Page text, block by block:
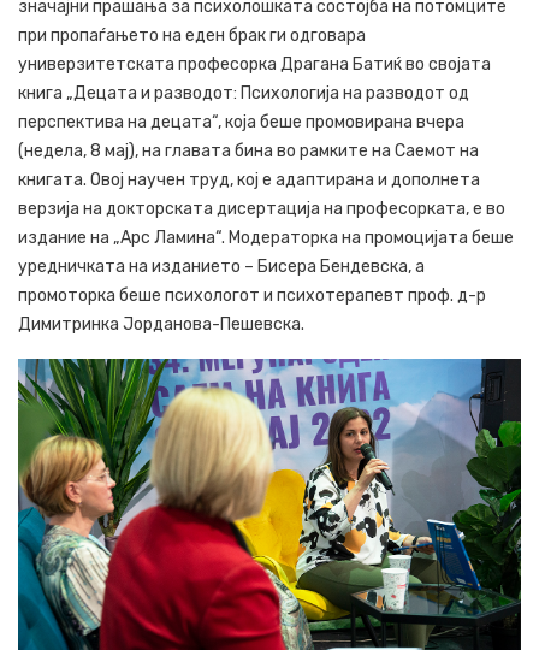
значајни прашања за психолошката состојба на потомците
при пропаѓањето на еден брак ги одговара
универзитетската професорка Драгана Батиќ во својата
книга „Децата и разводот: Психологија на разводот од
перспектива на децата“, која беше промовирана вчера
(недела, 8 мај), на главата бина во рамките на Саемот на
книгата. Овој научен труд, кој е адаптирана и дополнета
верзија на докторската дисертација на професорката, е во
издание на „Арс Ламина“. Модераторка на промоцијата беше
уредничката на изданието – Бисера Бендевска, а
промоторка беше психологот и психотерапевт проф. д-р
Димитринка Јорданова-Пешевска.